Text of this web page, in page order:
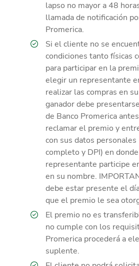
lapso no mayor a 48
llamada de notificación
Promerica.
Si el cliente no se
condiciones tanto físicas
para participar en la
elegir un representante
realizar las compras en
ganador debe
de Banco Promerica
reclamar el premio y
con sus datos personales
completo y DPI) en
representante participe
en su nombre.
debe estar presente el
que el premio le sea
El premio no es
no cumple con los
Promerica procederá a
suplente.